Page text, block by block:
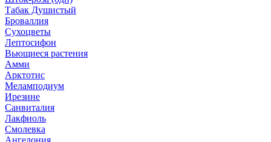
Табак Душистый
Броваллия
Сухоцветы
Лептосифон
Вьющиеся растения
Амми
Арктотис
Меламподиум
Ирезине
Санвиталия
Лакфиоль
Смолевка
Ангелония